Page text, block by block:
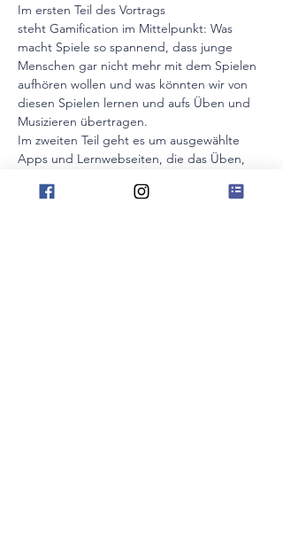
Im ersten Teil des Vortrags
steht Gamification im Mittelpunkt: Was
macht Spiele so spannend, dass junge
Menschen gar nicht mehr mit dem Spielen
aufhören wollen und was könnten wir von
diesen Spielen lernen und aufs Üben und
Musizieren übertragen.
Im zweiten Teil geht es um ausgewählte
Apps und Lernwebseiten, die das Üben,
unterstützen sowie musiktheoretische und